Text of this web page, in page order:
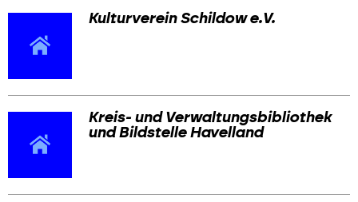
Kulturverein Schildow e.V.
Kreis- und Verwaltungsbibliothek
und Bildstelle Havelland